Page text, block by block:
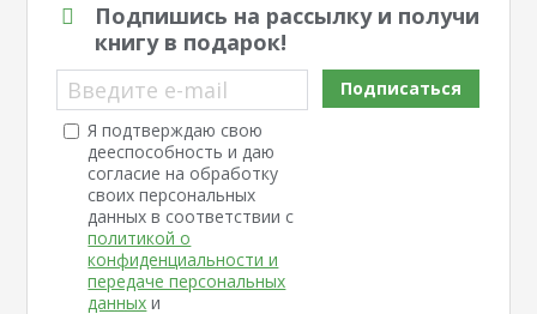
Подпишись на рассылку и получи
книгу в подарок!
Введите e-mail
Я подтверждаю свою
дееспособность и даю
согласие на обработку
своих персональных
данных в соответствии с
политикой о
конфиденциальности и
передаче персональных
данных и
Подписаться